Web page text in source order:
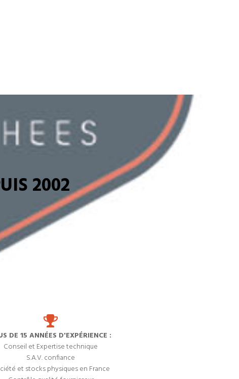
2002
DE 15 ANNÉES D'EXPÉRIENCE :
Conseil et Expertise technique
S.A.V. confiance
et stocks physiques en France